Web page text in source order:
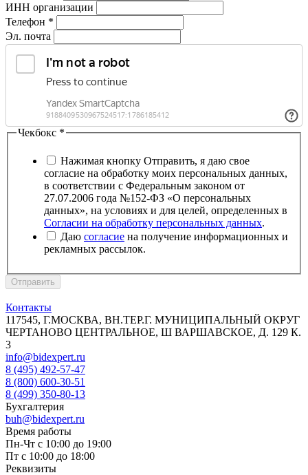
ИНН организации
Телефон *
Эл. почта
Чекбокс *
Нажимая кнопку Отправить, я даю свое
согласие на обработку моих персональных данных,
в соответствии с Федеральным законом от
27.07.2006 года №152-ФЗ «О персональных
данных», на условиях и для целей, определенных в
Согласии на обработку персональных данных.
Даю согласие на получение информационных и
рекламных рассылок.
Отправить
Контакты
117545, Г.МОСКВА, ВН.ТЕР.Г. МУНИЦИПАЛЬНЫЙ ОКРУГ
ЧЕРТАНОВО ЦЕНТРАЛЬНОЕ, Ш ВАРШАВСКОЕ, Д. 129 К.
3
info@bidexpert.ru
8 (495) 492-57-47
8 (800) 600-30-51
8 (499) 350-80-13
Бухгалтерия
buh@bidexpert.ru
Время работы
Пн-Чт с 10:00 до 19:00
Пт с 10:00 до 18:00
Реквизиты